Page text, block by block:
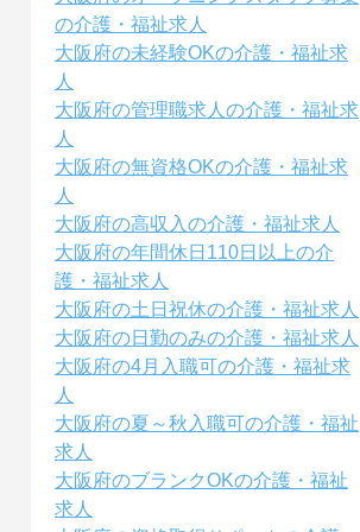
の介護・福祉求人
大阪府の未経験OKの介護・福祉求
人
大阪府の管理職求人の介護・福祉求
人
大阪府の無資格OKの介護・福祉求
人
大阪府の高収入の介護・福祉求人
大阪府の年間休日110日以上の介
護・福祉求人
大阪府の土日祝休の介護・福祉求人
大阪府の日勤のみの介護・福祉求人
大阪府の4月入職可の介護・福祉求
人
大阪府の夏～秋入職可の介護・福祉
求人
大阪府のブランクOKの介護・福祉
求人